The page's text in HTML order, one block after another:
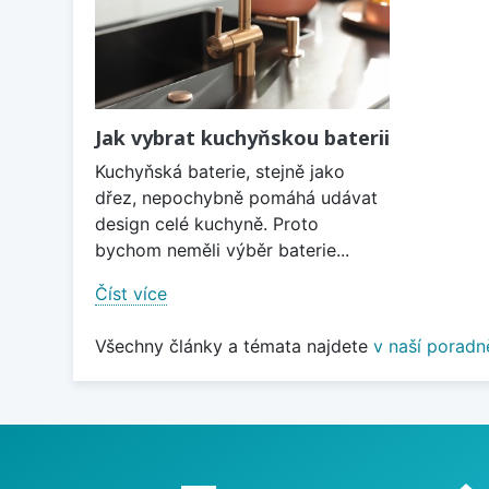
Jak vybrat kuchyňskou baterii
Kuchyňská baterie, stejně jako
dřez, nepochybně pomáhá udávat
design celé kuchyně. Proto
bychom neměli výběr baterie...
Číst více
Všechny články a témata najdete v naší